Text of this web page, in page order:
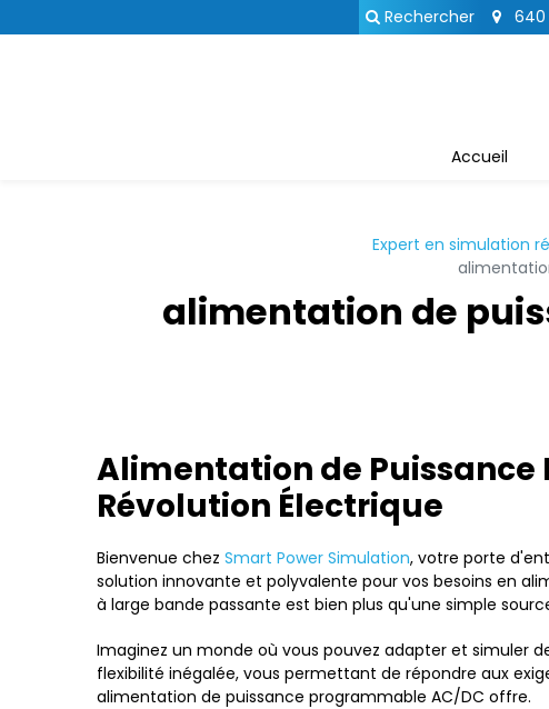
Rechercher 640
Accueil
Expert en simulation
alimentation de
Alimentation de Puissance
Révolution Électrique
Bienvenue chez Smart Power Simulation, votre porte
solution innovante et polyvalente pour vos besoins en
à large bande passante est bien plus qu'une simple
Imaginez un monde où vous pouvez adapter et simuler
flexibilité inégalée, vous permettant de répondre aux
alimentation de puissance programmable AC/DC offre.